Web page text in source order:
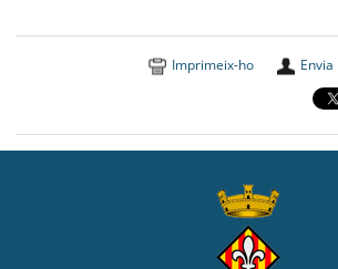
Imprimeix-ho Envia